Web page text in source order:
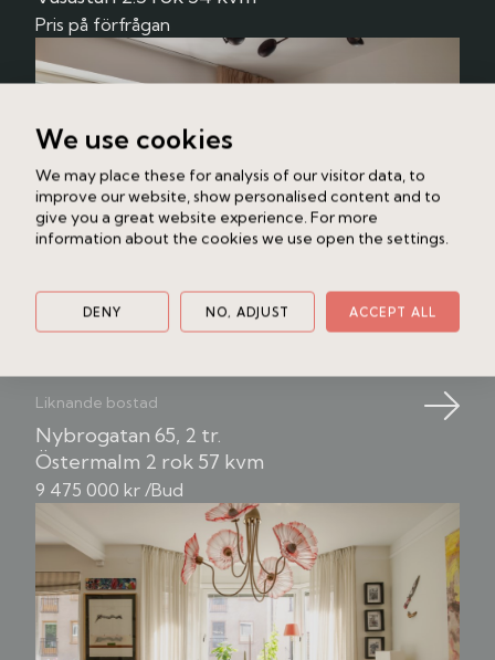
Pris på förfrågan
Liknande bostad
Nybrogatan 65, 2 tr.
Östermalm 2 rok 57 kvm
9 475 000 kr /Bud
We use cookies
We may place these for analysis of our visitor data, to
improve our website, show personalised content and to
give you a great website experience. For more
information about the cookies we use open the settings.
DENY NO, ADJUST ACCEPT ALL